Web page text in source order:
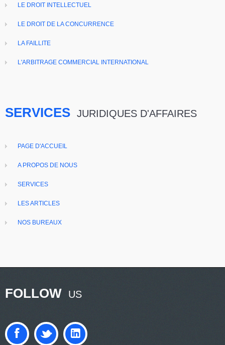
LE DROIT INTELLECTUEL
LE DROIT DE LA CONCURRENCE
LA FAILLITE
L'ARBITRAGE COMMERCIAL INTERNATIONAL
SERVICES JURIDIQUES D'AFFAIRES
PAGE D'ACCUEIL
A PROPOS DE NOUS
SERVICES
LES ARTICLES
NOS BUREAUX
FOLLOW US